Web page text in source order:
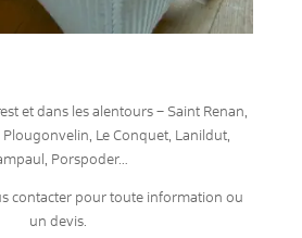
et dans les alentours – Saint Renan,
Plougonvelin, Le Conquet, Lanildut,
Porspoder…
contacter pour toute information ou
un devis.